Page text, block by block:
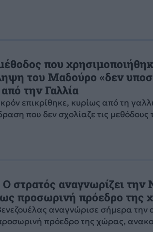
που
του Μαδούρο «δεν
την Γαλλία
επικρίθηκε, κυρίως από τη
που δεν σχολίαζε τις μεθόδους
στρατός αναγνωρίζει την
προσωρινή πρόεδρο της
αναγνώρισε σήμερα την
πρόεδρο της χώρας,